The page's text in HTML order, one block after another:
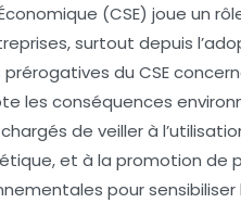
(CSE) joue un
surtout depuis
du CSE
les conséquences
de veiller à
, et à la promotion de
pour